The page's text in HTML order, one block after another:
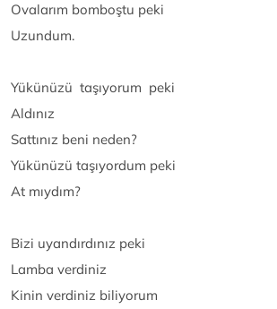
Ovalarım bomboştu peki
Uzundum.
Yükünüzü taşıyorum peki
Aldınız
Sattınız beni neden?
Yükünüzü taşıyordum peki
At mıydım?
Bizi uyandırdınız peki
Lamba verdiniz
Kinin verdiniz biliyorum